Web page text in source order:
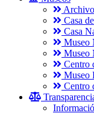
Casa
Casa
Museo
Museo
Centro
Museo
Centro